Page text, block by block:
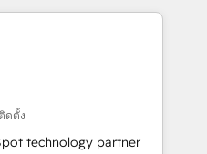
time so operations
as the business
and
Hub. 🧭 From
powered automation,
of trust built through
ดตั้ง
technology partner